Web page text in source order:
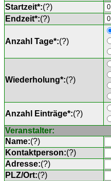
Startzeit*:(?)
Endzeit*:(?)
Anzahl Tage*:(?)
Wiederholung*:(?)
Anzahl Einträge*:(?)
Veranstalter:
Name:(?)
Kontaktperson:(?)
Adresse:(?)
PLZ/Ort:(?)